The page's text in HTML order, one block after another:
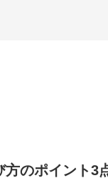
方のポイント3